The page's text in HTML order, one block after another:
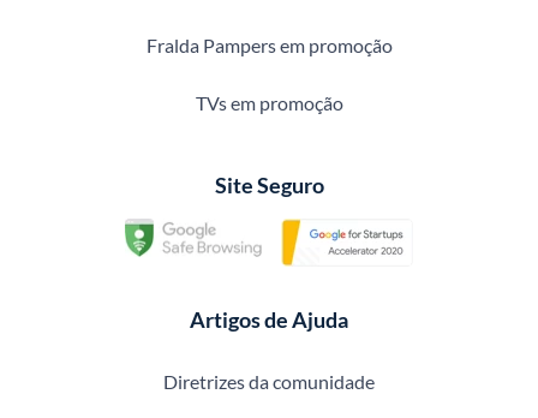
Fralda Pampers em promoção
TVs em promoção
Site Seguro
Artigos de Ajuda
Diretrizes da comunidade